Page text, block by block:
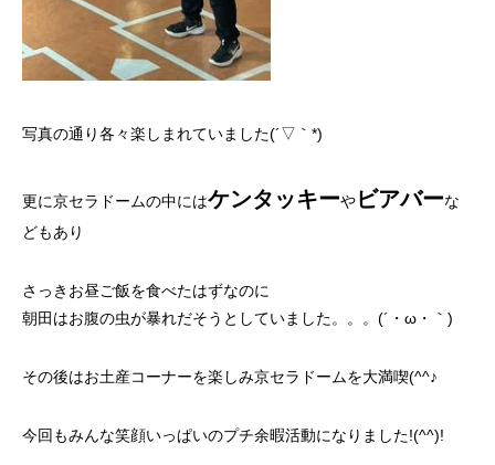
写真の通り各々楽しまれていました(´▽｀*)
更に京セラドームの中にはケンタッキーや ビアバーな
どもあり
さっきお昼ご飯を食べたはずなのに
朝田はお腹の虫が暴れだそうとしていました。。。(´・ω・｀)
その後はお土産コーナーを楽しみ京セラドームを大満喫(^^♪
今回もみんな笑顔いっぱいのプチ余暇活動になりました!(^^)!